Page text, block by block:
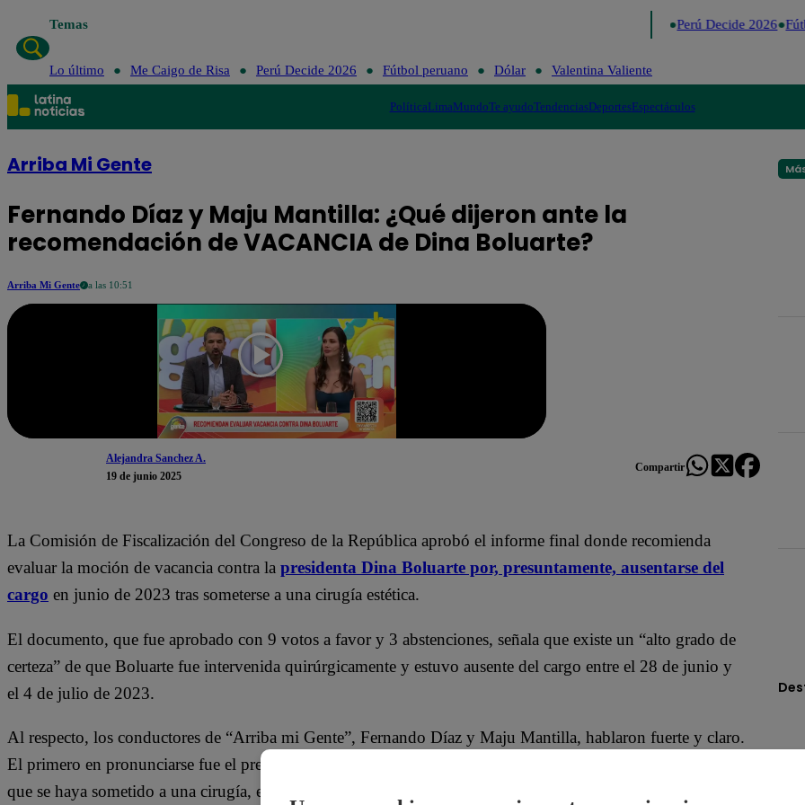
Temas Perú Decide 2026
Lo último Me Caigo de Risa Perú Decide 2026 Fútbol peruano Dólar Valentina Valiente
PolíticaLimaMundoTe ayudoTendenciasDeportesEspectáculos
Arriba Mi Gente
Fernando Díaz y Maju Mantilla: ¿Qué dijeron ante la
recomendación de VACANCIA de Dina Boluarte?
Arriba Mi Gente a las 10:51
Alejandra Sanchez A.
19 de junio 2025
Compartir
La Comisión de Fiscalización del Congreso de la República aprobó el informe final donde recomienda
evaluar la moción de vacancia contra la presidenta Dina Boluarte por, presuntamente, ausentarse del
cargo en junio de 2023 tras someterse a una cirugía estética.
El documento, que fue aprobado con 9 votos a favor y 3 abstenciones, señala que existe un “alto grado de
certeza” de que Boluarte fue intervenida quirúrgicamente y estuvo ausente del cargo entre el 28 de junio y
el 4 de julio de 2023.
Al respecto, los conductores de “Arriba mi Gente”, Fernando Díaz y Maju Mantilla, hablaron fuerte y claro.
El primero en pronunciarse fue el presentador: “El tema es espinoso. Lo que se pone en tela de juicio no es
que se haya sometido a una cirugía, ella es libre de operarse lo que quiera; el punto aquí es el abandono de